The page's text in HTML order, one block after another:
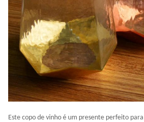
Este copo de vinho é um presente perfeito para